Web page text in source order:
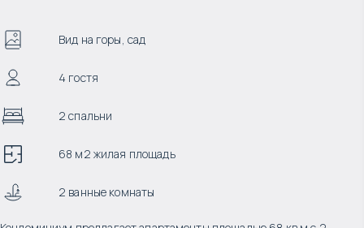
Вид на горы, сад
4 гостя
2 спальни
68 м2 жилая площадь
2 ванные комнаты